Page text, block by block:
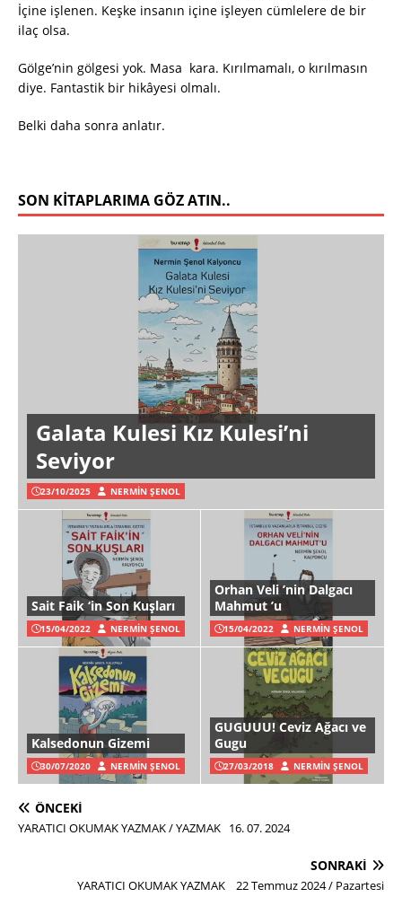
İçine işlenen. Keşke insanın içine işleyen cümlelere de bir
ilaç olsa.
Gölge’nin gölgesi yok. Masa kara. Kırılmamalı, o kırılmasın
diye. Fantastik bir hikâyesi olmalı.
Belki daha sonra anlatır.
SON KITAPLARIMA GÖZ ATIN..
Galata Kulesi Kız Kulesi’ni
Seviyor
23/10/2025 NERMIN ŞENOL
Sait Faik ‘in Son Kuşları
15/04/2022 NERMIN ŞENOL
Orhan Veli ’nin Dalgacı
Mahmut ’u
15/04/2022 NERMIN ŞENOL
Kalsedonun Gizemi
30/07/2020 NERMIN ŞENOL
GUGUUU! Ceviz Ağacı ve
Gugu
27/03/2018 NERMIN ŞENOL
ÖNCEKI
YARATICI OKUMAK YAZMAK / YAZMAK 16. 07. 2024
SONRAKI
YARATICI OKUMAK YAZMAK 22 Temmuz 2024 / Pazartesi